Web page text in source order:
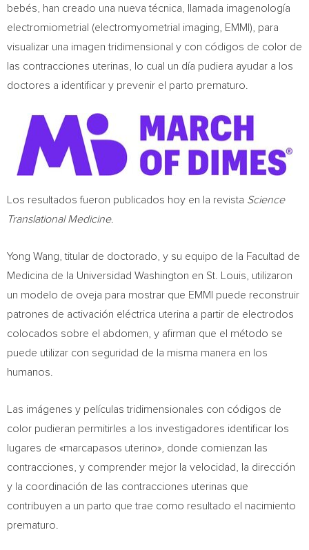
bebés, han creado una nueva técnica, llamada imagenología
electromiometrial (electromyometrial imaging, EMMI), para
visualizar una imagen tridimensional y con códigos de color de
las contracciones uterinas, lo cual un día pudiera ayudar a los
doctores a identificar y prevenir el parto prematuro.
Los resultados fueron publicados hoy en la revista Science
Translational Medicine.
Yong Wang , titular de doctorado, y su equipo de la Facultad de
Medicina de la Universidad Washington en St. Louis , utilizaron
un modelo de oveja para mostrar que EMMI puede reconstruir
patrones de activación eléctrica uterina a partir de electrodos
colocados sobre el abdomen, y afirman que el método se
puede utilizar con seguridad de la misma manera en los
humanos.
Las imágenes y películas tridimensionales con códigos de
color pudieran permitirles a los investigadores identificar los
lugares de «marcapasos uterino», donde comienzan las
contracciones, y comprender mejor la velocidad, la dirección
y la coordinación de las contracciones uterinas que
contribuyen a un parto que trae como resultado el nacimiento
prematuro.